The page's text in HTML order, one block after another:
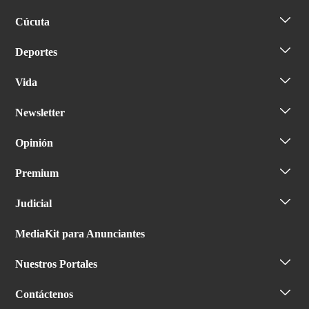
Cúcuta
Deportes
Vida
Newsletter
Opinión
Premium
Judicial
MediaKit para Anunciantes
Nuestros Portales
Contáctenos